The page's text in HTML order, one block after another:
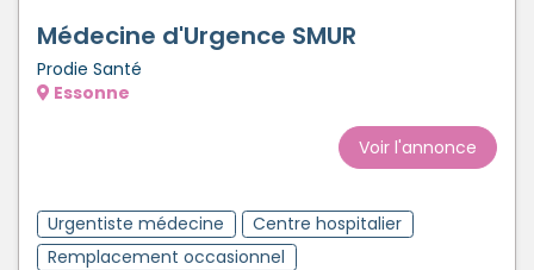
Médecine d'Urgence SMUR
Prodie Santé
Essonne
Voir l'annonce
Urgentiste médecine
Centre hospitalier
Remplacement occasionnel